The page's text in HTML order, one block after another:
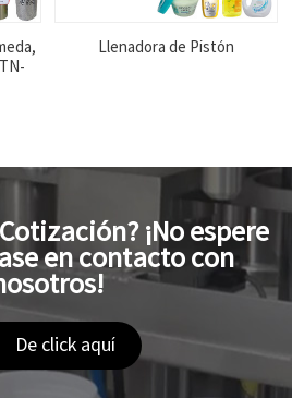
Llenadora de Pistón
¡No espere
en contacto con
De click aquí